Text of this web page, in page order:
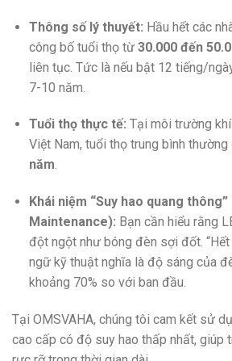
Thông số lý thuyết: Hầu hết các
công bố tuổi thọ từ 30.000 đến
liên tục. Tức là nếu bật 12 tiếng/
7-10 năm.
Tuổi thọ thực tế: Tại môi trường
Việt Nam, tuổi thọ trung bình
năm.
Khái niệm “Suy hao quang
Maintenance): Bạn cần hiểu rằng
đột ngột như bóng đèn sợi đốt.
ngữ kỹ thuật nghĩa là độ sáng của
khoảng 70% so với ban đầu.
Tại OMSVAHA, chúng tôi cam kết sử
cao cấp có độ suy hao thấp nhất, giúp